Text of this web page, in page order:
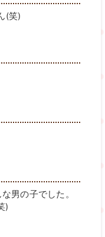
(笑)
男の子でした。
)